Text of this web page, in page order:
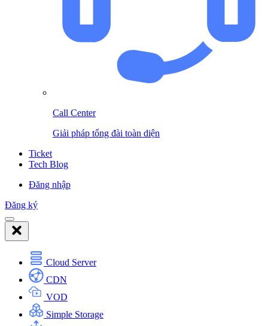
Call Center
Giải pháp tổng đài toàn diện
Ticket
Tech Blog
Đăng nhập
Đăng ký
Cloud Server
CDN
VOD
Simple Storage